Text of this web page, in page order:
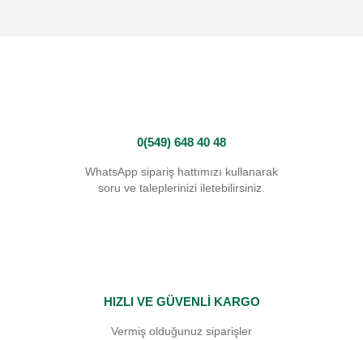
0(549) 648 40 48
WhatsApp sipariş hattımızı kullanarak
soru ve taleplerinizi iletebilirsiniz.
HIZLI VE GÜVENLİ KARGO
Vermiş olduğunuz siparişler